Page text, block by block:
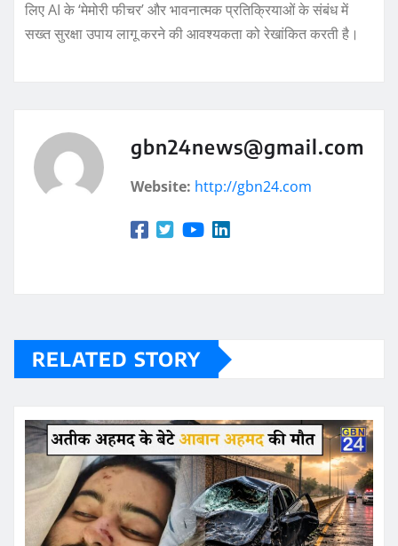
लिए AI के ‘मेमोरी फीचर’ और भावनात्मक प्रतिक्रियाओं के संबंध में
सख्त सुरक्षा उपाय लागू करने की आवश्यकता को रेखांकित करती है।
gbn24news@gmail.com
Website: http://gbn24.com
RELATED STORY